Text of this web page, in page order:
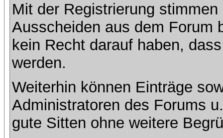
Mit der Registrierung
Ausscheiden aus dem Forum
kein Recht darauf haben,
werden.
Weiterhin können Einträge
Administratoren des Forums
gute Sitten ohne weitere